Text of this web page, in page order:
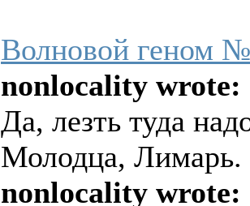
Волновой геном
nonlocality wrote:
Да, лезть туда
Молодца, Лимарь.
nonlocality wrote: